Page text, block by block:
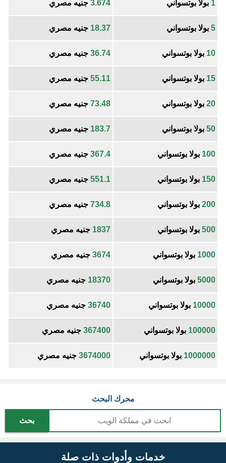
1 بولا بوتسواني 3.674 جنيه مصري
5 بولا بوتسواني 18.37 جنيه مصري
10 بولا بوتسواني 36.74 جنيه مصري
15 بولا بوتسواني 55.11 جنيه مصري
20 بولا بوتسواني 73.48 جنيه مصري
50 بولا بوتسواني 183.7 جنيه مصري
100 بولا بوتسواني 367.4 جنيه مصري
150 بولا بوتسواني 551.1 جنيه مصري
200 بولا بوتسواني 734.8 جنيه مصري
500 بولا بوتسواني 1837 جنيه مصري
1000 بولا بوتسواني 3674 جنيه مصري
5000 بولا بوتسواني 18370 جنيه مصري
10000 بولا بوتسواني 36740 جنيه مصري
100000 بولا بوتسواني 367400 جنيه مصري
1000000 بولا بوتسواني 3674000 جنيه مصري
محرك البحث
بحث
خدمات وأدوات ذات صلة